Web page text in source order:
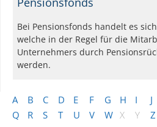
A B C D E F G H I J
Q
R S T U V W X Y Z
Bei Pensionsfonds handelt es
welche in der Regel für die
Unternehmers durch
werden.